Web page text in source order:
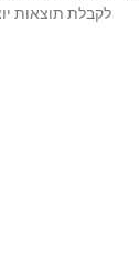
לקבלת תוצאות